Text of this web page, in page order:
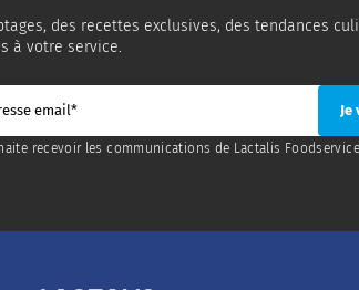
des recettes exclusives, des tendances
à votre service.
recevoir les communications de Lactalis Foodservice